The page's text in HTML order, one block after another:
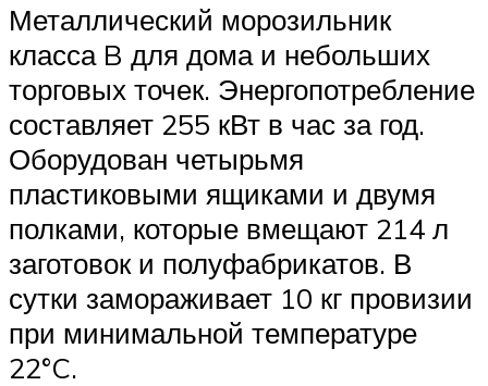
Металлический морозильник
класса B для дома и небольших
торговых точек. Энергопотребление
составляет 255 кВт в час за год.
Оборудован четырьмя
пластиковыми ящиками и двумя
полками, которые вмещают 214 л
заготовок и полуфабрикатов. В
сутки замораживает 10 кг провизии
при минимальной температуре
22°C.